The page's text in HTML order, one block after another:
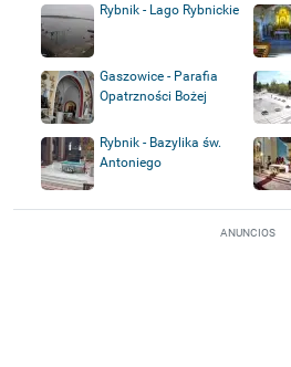
Rybnik - Lago Rybnickie
Gaszowice - Parafia
Opatrzności Bożej
Rybnik - Bazylika św.
Antoniego
ANUNCIOS